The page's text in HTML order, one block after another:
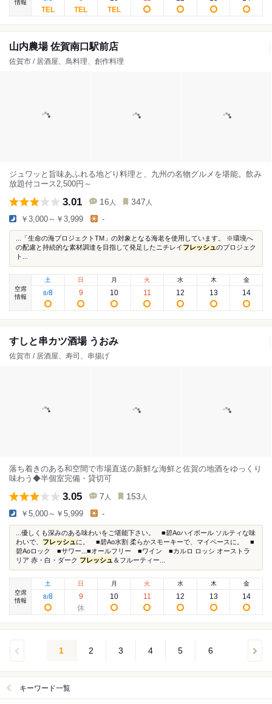
情報
山内農場 佐賀南口駅前店
佐賀市 / 居酒屋、鳥料理、創作料理
ジュワッと旨味あふれる地どり料理と、九州の名物グルメを堪能。飲み
放題付コース2,500円～
3.01 16 人 347 人
￥3,000～￥3,999 -
...「生命の海プロジェクトTM」の対象となる海老を使用しています。 ※環境へ
の配慮と持続的な素材調達を目指して発足したニチレイ フレッシュ のプロジェク
ト...
空席
情報
土
8/8
日
9
月
10
火
11
水
12
木
13
金
14
すしと串カツ酒場 うおみ
佐賀市 / 居酒屋、寿司、串揚げ
落ち着きのある和空間で市場直送の新鮮な海鮮と佐賀の地酒をゆっくり
味わう◆半個室完備・貸切可
3.05 7 人 153 人
￥5,000～￥5,999 -
...優しくも深みのある味わいをご堪能下さい。 ■碧Aoハイボール ソルティな味
わいで、 フレッシュ に。 ■碧Ao水割 柔らかスモーキーで、マイペースに。 ■
碧Aoロック ■サワー...■オールフリー ■ワイン ■カルロ ロッシ オーストラ
リア 赤・白・ダーク フレッシュ ＆フルーティー...
空席
情報
土
8/8
日
9
月
10
火
11
水
12
木
13
金
14
1 2 3 4 5 6
キーワード一覧